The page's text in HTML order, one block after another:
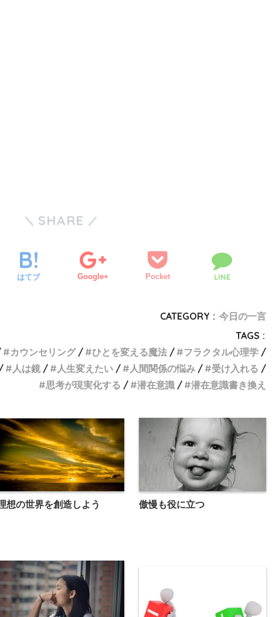
SHARE
はてブ Google+ Pocket LINE
CATEGORY : 今日の一言
TAGS :
カウンセリング ひとを変える魔法
フラクタル心理学
人は鏡 人生変えたい 人間関係の悩み
受け入れる
思考が現実化する
潜在意識 潜在意識書き換え
想の世界を創造しよう 傲慢も役に立つ